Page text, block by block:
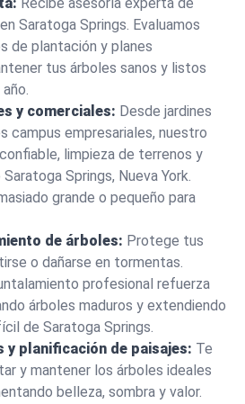
Saratoga Springs. Evaluamos
de plantación y planes
tus árboles sanos y listos
y comerciales: Desde jardines
campus empresariales, nuestro
limpieza de terrenos y
Springs, Nueva York.
grande o pequeño para
de árboles: Protege tus
o dañarse en tormentas.
profesional refuerza
árboles maduros y extendiendo
de Saratoga Springs.
y planificación de paisajes: Te
y mantener los árboles ideales
belleza, sombra y valor.